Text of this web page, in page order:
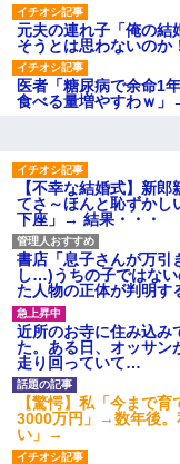
【ネット騒然】惨殺さ
ワマン頂き女子のこの
げえええええｗｗｗｗ
ｗｗｗ
【愕然】白のクラウン
高速道路左車線を制限
った結果
【悲報】佐藤輝明・・
でも盛大にやらかす←
しませないでくれ
元夫の連れ子「俺の結
そうとは思わないの
医者「糖尿病で余命1
食べる量増やすわｗ
【不幸な結婚式】新
てさ～ほんと恥ずかし
下座」→ 結果・・・
書店「息子さんが万引
し…)うちの子ではな
た人物の正体が判明す
近所のお寺に住み込み
た。ある日、オッサン
走り回っていて…
【驚愕】私「今まで
3000万円」→数年後。
い」→